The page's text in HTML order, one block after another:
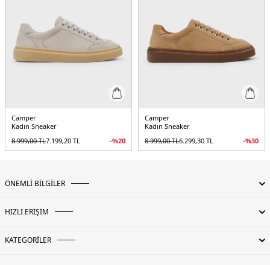
Camper
Kadın Sneaker
8.999,00TL7.199,20 TL -%20
Camper
Kadın Sneaker
8.999,00TL6.299,30 TL -%30
ÖNEMLİ BİLGİLER
HIZLI ERİŞİM
KATEGORİLER